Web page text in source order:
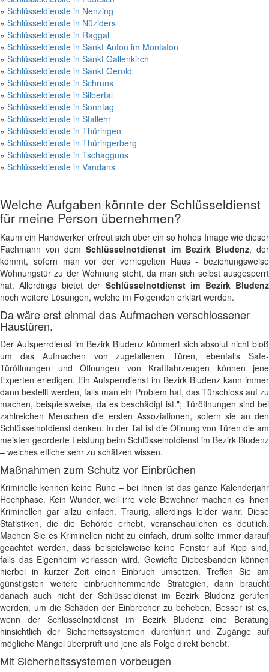
» Schlüsseldienste in Nenzing
» Schlüsseldienste in Nüziders
» Schlüsseldienste in Raggal
» Schlüsseldienste in Sankt Anton im Montafon
» Schlüsseldienste in Sankt Gallenkirch
» Schlüsseldienste in Sankt Gerold
» Schlüsseldienste in Schruns
» Schlüsseldienste in Silbertal
» Schlüsseldienste in Sonntag
» Schlüsseldienste in Stallehr
» Schlüsseldienste in Thüringen
» Schlüsseldienste in Thüringerberg
» Schlüsseldienste in Tschagguns
» Schlüsseldienste in Vandans
Welche Aufgaben könnte der Schlüsseldienst
für meine Person übernehmen?
Kaum ein Handwerker erfreut sich über ein so hohes Image wie dieser
Fachmann von demSchlüsselnotdienst im Bezirk Bludenz, der
kommt, sofern man vor der verriegelten Haus - beziehungsweise
Wohnungstür zu der Wohnung steht, da man sich selbst ausgesperrt
hat. Allerdings bietet der Schlüsselnotdienst im Bezirk Bludenz
noch weitere Lösungen, welche im Folgenden erklärt werden.
Da wäre erst einmal das Aufmachen verschlossener
Haustüren.
Der Aufsperrdienst im Bezirk Bludenz kümmert sich absolut nicht bloß
um das Aufmachen von zugefallenen Türen, ebenfalls Safe-
Türöffnungen und Öffnungen von Kraftfahrzeugen können jene
Experten erledigen. Ein Aufsperrdienst im Bezirk Bludenz kann immer
dann bestellt werden, falls man ein Problem hat, das Türschloss auf zu
machen, beispielsweise, da es beschädigt ist."; Türöffnungen sind bei
zahlreichen Menschen die ersten Assoziationen, sofern sie an den
Schlüsselnotdienst denken. In der Tat ist die Öffnung von Türen die am
meisten georderte Leistung beim Schlüsselnotdienst im Bezirk Bludenz
– welches etliche sehr zu schätzen wissen.
Maßnahmen zum Schutz vor Einbrüchen
Kriminelle kennen keine Ruhe – bei ihnen ist das ganze Kalenderjahr
Hochphase. Kein Wunder, weil irre viele Bewohner machen es ihnen
Kriminellen gar allzu einfach. Traurig, allerdings leider wahr. Diese
Statistiken, die die Behörde erhebt, veranschaulichen es deutlich.
Machen Sie es Kriminellen nicht zu einfach, drum sollte immer darauf
geachtet werden, dass beispielsweise keine Fenster auf Kipp sind,
falls das Eigenheim verlassen wird. Gewiefte Diebesbanden können
hierbei in kurzer Zeit einen Einbruch umsetzen. Treffen Sie am
günstigsten weitere einbruchhemmende Strategien, dann braucht
danach auch nicht der Schlüsseldienst im Bezirk Bludenz gerufen
werden, um die Schäden der Einbrecher zu beheben. Besser ist es,
wenn der Schlüsselnotdienst im Bezirk Bludenz eine Beratung
hinsichtlich der Sicherheitssystemen durchführt und Zugänge auf
mögliche Mängel überprüft und jene als Folge direkt behebt.
Mit Sicherheitssystemen vorbeugen